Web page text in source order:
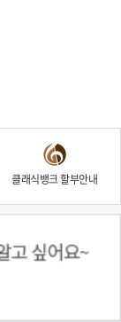
클래식뱅크 할부안내